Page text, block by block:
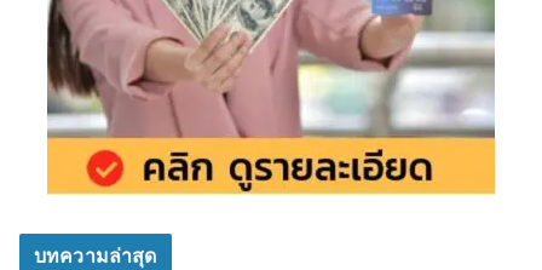
บทความล่าสุด